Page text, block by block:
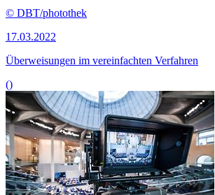
© DBT/photothek
17.03.2022
Überweisungen im vereinfachten Verfahren
()